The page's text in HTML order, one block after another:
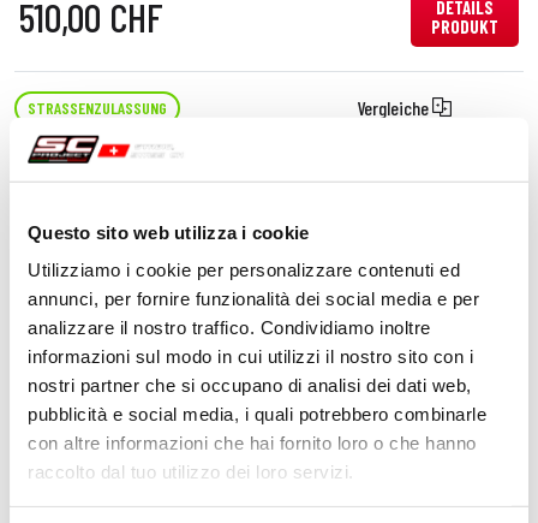
Questo sito web utilizza i cookie
Utilizziamo i cookie per personalizzare contenuti ed
annunci, per fornire funzionalità dei social media e per
analizzare il nostro traffico. Condividiamo inoltre
informazioni sul modo in cui utilizzi il nostro sito con i
nostri partner che si occupano di analisi dei dati web,
pubblicità e social media, i quali potrebbero combinarle
con altre informazioni che hai fornito loro o che hanno
raccolto dal tuo utilizzo dei loro servizi.
510,00 CHF
DETAILS
PRODUKT
STRASSENZULASSUNG Vergleiche
Titan Oval Schalldämpfer
510,00 CHF
PRODUKT